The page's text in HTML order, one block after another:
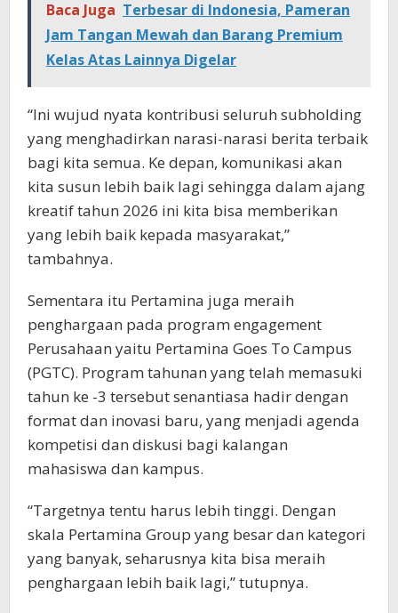
Baca Juga Terbesar di Indonesia, Pameran
Jam Tangan Mewah dan Barang Premium
Kelas Atas Lainnya Digelar
“Ini wujud nyata kontribusi seluruh subholding
yang menghadirkan narasi-narasi berita terbaik
bagi kita semua. Ke depan, komunikasi akan
kita susun lebih baik lagi sehingga dalam ajang
kreatif tahun 2026 ini kita bisa memberikan
yang lebih baik kepada masyarakat,”
tambahnya.
Sementara itu Pertamina juga meraih
penghargaan pada program engagement
Perusahaan yaitu Pertamina Goes To Campus
(PGTC). Program tahunan yang telah memasuki
tahun ke -3 tersebut senantiasa hadir dengan
format dan inovasi baru, yang menjadi agenda
kompetisi dan diskusi bagi kalangan
mahasiswa dan kampus.
“Targetnya tentu harus lebih tinggi. Dengan
skala Pertamina Group yang besar dan kategori
yang banyak, seharusnya kita bisa meraih
penghargaan lebih baik lagi,” tutupnya.